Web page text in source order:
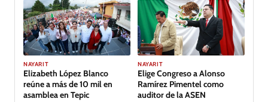
NAYARIT
Elizabeth López Blanco
reúne a más de 10 mil en
asamblea en Tepic
NAYARIT
Elige Congreso a Alonso
Ramírez Pimentel como
auditor de la ASEN